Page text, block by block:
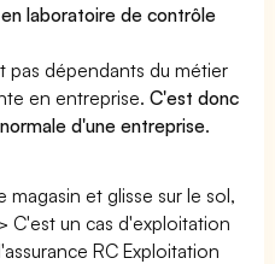
laboratoire de contrôle
pas dépendants du métier
en entreprise.C'est donc
d'une entreprise.
magasin et glisse sur le sol,
C'est un cas d'exploitation
RC Exploitation